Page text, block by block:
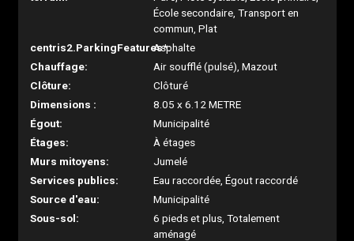
École secondaire, Transport en
commun, Plat
centris2.ParkingFeatures*:Asphalte
Chauffage:
Air soufflé (pulsé), Mazout
Clôture:
Clôturé
Dimensions :
8.05 x 6.12 METRE
Égout:
Municipalité
Étages:
À étages
Murs mitoyens:
Jumelé
Services publics:
Eau raccordée, Égout raccordé
Source d'eau:
Municipalité
Sous-sol:
6 pieds et plus, Totalement
aménagé